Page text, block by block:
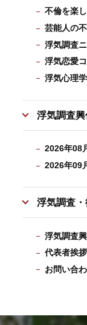
不倫を楽
芸能人の
浮気調査
浮気恋愛
浮気心理
浮気調査
2026年08
2026年09
浮気調査
浮気調査
代表者挨拶
お問い合